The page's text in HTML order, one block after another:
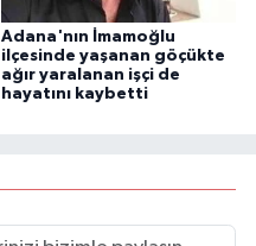
Adana'nın İmamoğlu
ilçesinde yaşanan göçükte
ağır yaralanan işçi de
hayatını kaybetti